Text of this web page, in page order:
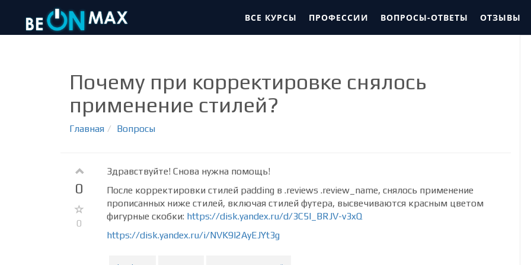
ВСЕ КУРСЫ ПРОФЕССИИ ВОПРОСЫ-ОТВЕТЫ ОТЗЫВЫ
Почему при корректировке снялось
применение стилей?
Главная Вопросы
0
0
Здравствуйте! Снова нужна помощь!
После корректировки стилей padding в .reviews .review_name, снялось применение
прописанных ниже стилей, включая стилей футера, высвечиваются красным цветом
фигурные скобки: https://disk.yandex.ru/d/3C5l_BRJV-v3xQ
https://disk.yandex.ru/i/NVK9I2AyEJYt3g